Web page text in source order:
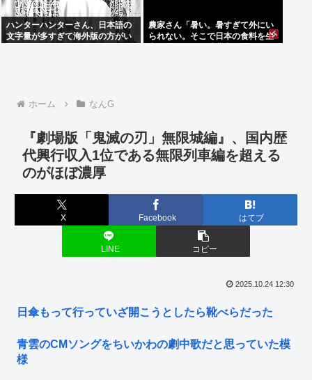
ハンターハンターさん、日本語の
文字量が多すぎて海外版の方がい
農家さん「暑い。暑すぎて外にい
られない。そこで日本の食料を生
ホーム なんG
『劇場版「鬼滅の刃」無限城編』、国内歴
代興行収入1位である無限列車編を超える
のがほぼ濃厚
X Facebook はてブ
LINE コピー
2025.10.24 12:30
日傘もって行っていざ開こうとしたら靴べらだった
青雲のCMソングをちいかわの劇中歌だと思っていた模
様